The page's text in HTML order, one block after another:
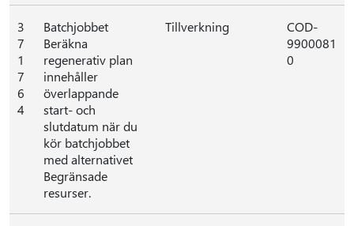
3
7
1
7
6
4
Batchjobbet
Beräkna
regenerativ plan
innehåller
överlappande
start- och
slutdatum när du
kör batchjobbet
med alternativet
Begränsade
resurser.
Tillverkning
COD-
9900081
0